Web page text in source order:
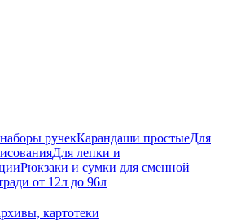
ручекКарандаши простыеДля
Для лепки и
Рюкзаки и сумки для сменной
от 12л до 96л
картотеки